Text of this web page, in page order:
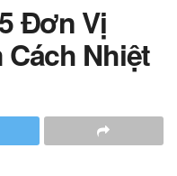
Đơn Vị
Nhiệt